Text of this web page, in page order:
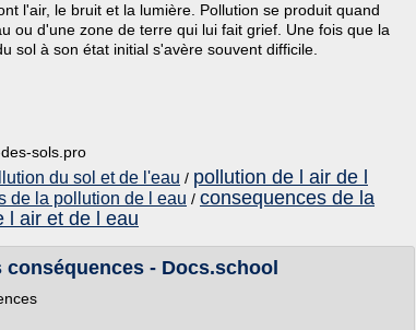
l'air, le bruit et la lumière. Pollution se produit quand
ou d'une zone de terre qui lui fait grief. Une fois que la
sol à son état initial s'avère souvent difficile.
sols.pro
du sol et de l'eau / pollution de l air de l
de la pollution de l eau / consequences de la
l air et de l eau
- Docs.school